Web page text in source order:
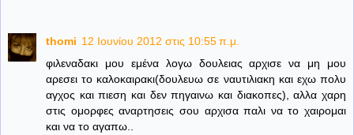
thomi 12 Ιουνίου 2012 στις 10:55 π.μ.
φιλεναδακι μου εμένα λογω δουλειας αρχισε να μη μου
αρεσει το καλοκαιρακι(δουλευω σε ναυτιλιακη και εχω πολυ
αγχος και πιεση και δεν πηγαινω και διακοπες), αλλα χαρη
στις ομορφες αναρτησεις σου αρχισα παλι να το χαιρομαι
και να το αγαπω..